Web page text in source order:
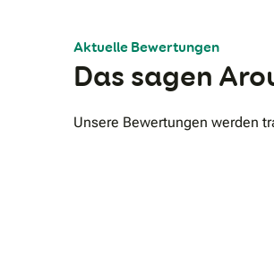
Aktuelle Bewertungen
Das sagen
Unsere Bewertungen werden